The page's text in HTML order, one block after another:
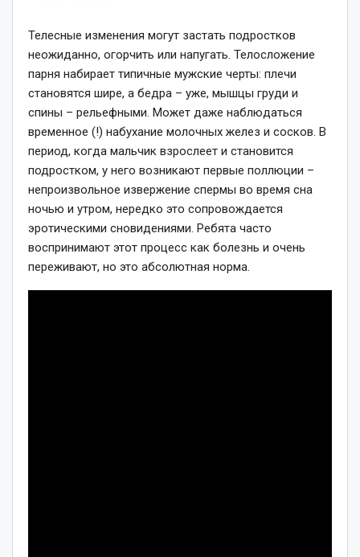
Телесные изменения могут застать подростков
неожиданно, огорчить или напугать. Телосложение
парня набирает типичные мужские черты: плечи
становятся шире, а бедра – уже, мышцы груди и
спины – рельефными. Может даже наблюдаться
временное (!) набухание молочных желез и сосков. В
период, когда мальчик взрослеет и становится
подростком, у него возникают первые поллюции –
непроизвольное извержение спермы во время сна
ночью и утром, нередко это сопровождается
эротическими сновидениями. Ребята часто
воспринимают этот процесс как болезнь и очень
переживают, но это абсолютная норма.